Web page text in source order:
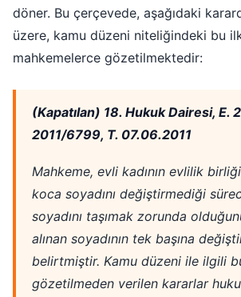
döner. Bu çerçevede, aşağıdaki
üzere, kamu düzeni niteliğindeki bu
mahkemelerce gözetilmektedir:
(Kapatılan) 18. Hukuk Dairesi, E.
2011/6799, T. 07.06.2011
Mahkeme, evli kadının evlilik
koca soyadını değiştirmediği
soyadını taşımak zorunda
alınan soyadının tek başına
belirtmiştir. Kamu düzeni ile ilgili
gözetilmeden verilen kararlar